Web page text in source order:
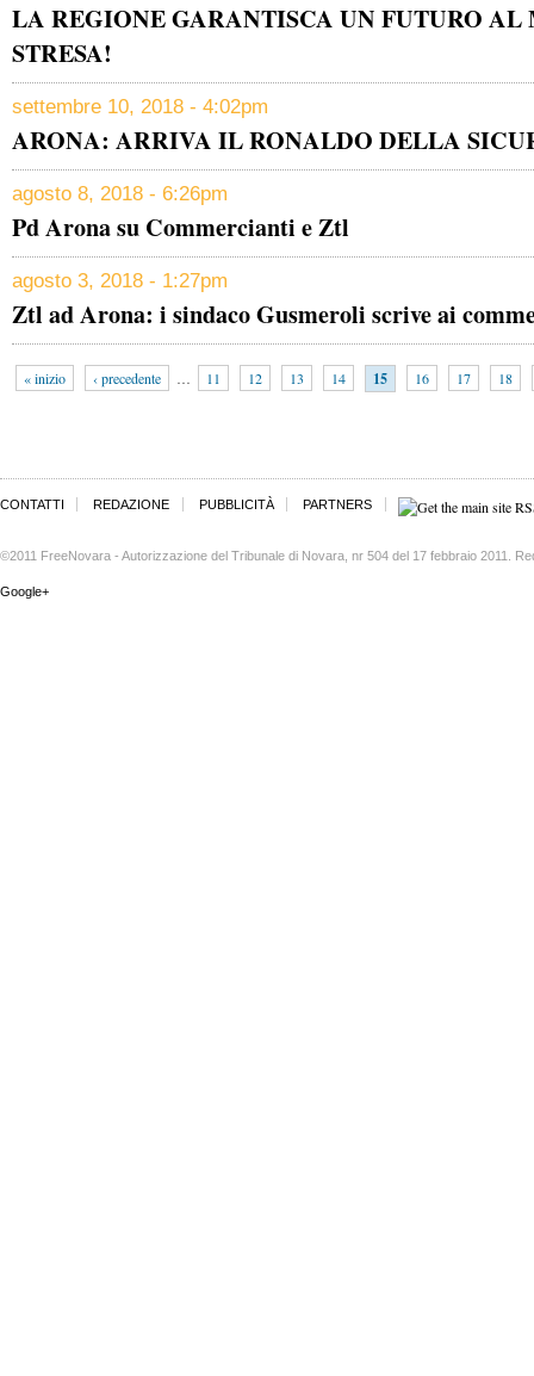
LA REGIONE GARANTISCA UN FUTURO
STRESA!
settembre 10, 2018 - 4:02pm
ARONA: ARRIVA IL RONALDO DELLA
agosto 8, 2018 - 6:26pm
Pd Arona su Commercianti e Ztl
agosto 3, 2018 - 1:27pm
Ztl ad Arona: i sindaco Gusmeroli scrive ai
« inizio ‹ precedente … 11 12 13 14 15 16 17 18
CONTATTI REDAZIONE PUBBLICITÀ PARTNERS
©2011 FreeNovara - Autorizzazione del Tribunale di Novara, nr 504 del 17 febbraio 2011.
Google+